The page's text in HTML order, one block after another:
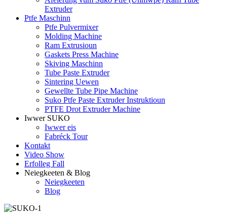
Extruder
Ptfe Maschinn
Ptfe Pulvermixer
Molding Machine
Ram Extrusioun
Gaskets Press Machine
Skiving Maschinn
Tube Paste Extruder
Sintering Uewen
Gewellte Tube Pipe Machine
Suko Ptfe Paste Extruder Instruktioun
PTFE Drot Extruder Machine
Iwwer SUKO
Iwwer eis
Fabréck Tour
Kontakt
Video Show
Erfolleg Fall
Neiegkeeten & Blog
Neiegkeeten
Blog